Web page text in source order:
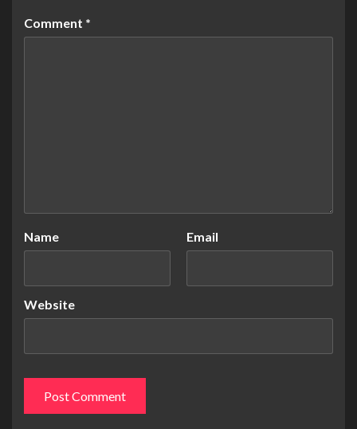
Comment *
Name Email
Website